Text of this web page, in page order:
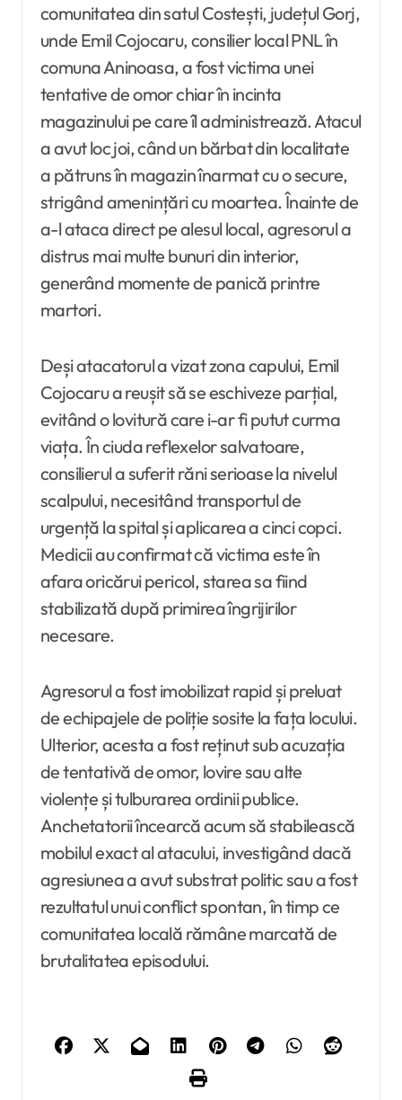
comunitatea din satul Costești, județul Gorj,
unde Emil Cojocaru, consilier local PNL în
comuna Aninoasa, a fost victima unei
tentative de omor chiar în incinta
magazinului pe care îl administrează. Atacul
a avut loc joi, când un bărbat din localitate
a pătruns în magazin înarmat cu o secure,
strigând amenințări cu moartea. Înainte de
a-l ataca direct pe alesul local, agresorul a
distrus mai multe bunuri din interior,
generând momente de panică printre
martori.
Deși atacatorul a vizat zona capului, Emil
Cojocaru a reușit să se eschiveze parțial,
evitând o lovitură care i-ar fi putut curma
viața. În ciuda reflexelor salvatoare,
consilierul a suferit răni serioase la nivelul
scalpului, necesitând transportul de
urgență la spital și aplicarea a cinci copci.
Medicii au confirmat că victima este în
afara oricărui pericol, starea sa fiind
stabilizată după primirea îngrijirilor
necesare.
Agresorul a fost imobilizat rapid și preluat
de echipajele de poliție sosite la fața locului.
Ulterior, acesta a fost reținut sub acuzația
de tentativă de omor, lovire sau alte
violențe și tulburarea ordinii publice.
Anchetatorii încearcă acum să stabilească
mobilul exact al atacului, investigând dacă
agresiunea a avut substrat politic sau a fost
rezultatul unui conflict spontan, în timp ce
comunitatea locală rămâne marcată de
brutalitatea episodului.